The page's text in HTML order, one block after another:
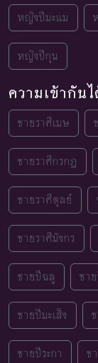
หญิงปีมะแม
หญิงปีกุน
ความเข้ากัน
ชายราศีเมษ
ชายราศีกรกฎ
ชายราศีตุลย์
ชายราศีมังกร
ชายปีฉลู ชา
ชายปีมะเส็ง
ชายปีระกา ช